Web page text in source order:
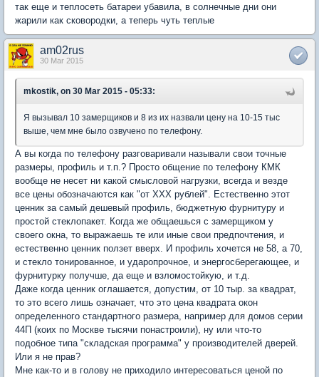
так еще и теплосеть батареи убавила, в солнечные дни они
жарили как сковородки, а теперь чуть теплые
am02rus
30 Mar 2015
mkostik, on 30 Mar 2015 - 05:33:
Я вызывал 10 замерщиков и 8 из их назвали цену на 10-15 тыс
выше, чем мне было озвучено по телефону.
А вы когда по телефону разговаривали называли свои точные
размеры, профиль и т.п.? Просто общение по телефону КМК
вообще не несет ни какой смысловой нагрузки, всегда и везде
все цены обозначаются как "от ХХХ рублей". Естественно этот
ценник за самый дешевый профиль, бюджетную фурнитуру и
простой стеклопакет. Когда же общаешься с замерщиком у
своего окна, то выражаешь те или иные свои предпочтения, и
естественно ценник ползет вверх. И профиль хочется не 58, а 70,
и стекло тонированное, и ударопрочное, и энергосберегающее, и
фурнитурку получше, да еще и взломостойкую, и т.д.
Даже когда ценник оглашается, допустим, от 10 тыр. за квадрат,
то это всего лишь означает, что это цена квадрата окон
определенного стандартного размера, например для домов серии
44П (коих по Москве тысячи понастроили), ну или что-то
подобное типа "складская программа" у производителей дверей.
Или я не прав?
Мне как-то и в голову не приходило интересоваться ценой по